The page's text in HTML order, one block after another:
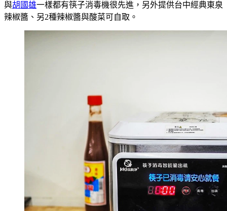
與胡國雄一樣都有筷子消毒機很先進，另外提供台中經典東泉
辣椒醬、另2種辣椒醬與酸菜可自取。